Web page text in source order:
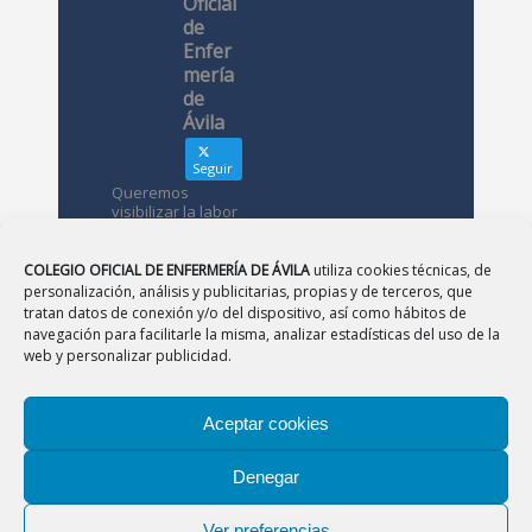
COLEGIO OFICIAL DE ENFERMERÍA DE ÁVILA utiliza cookies técnicas, de
personalización, análisis y publicitarias, propias y de terceros, que
tratan datos de conexión y/o del dispositivo, así como hábitos de
navegación para facilitarle la misma, analizar estadísticas del uso de la
web y personalizar publicidad.
Aceptar cookies
Denegar
de
Enfer
mería
de
Ávila
Seguir
Queremos
visibilizar la labor
conoces?
Avatar Colegio
Oficial de
de Ávila
12 May
LEÓN|PALENCIA
|SEGOVIA|SORIA|VALLADOLID|ZAMORA